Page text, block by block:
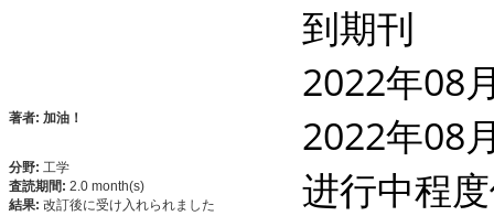
著者: 加油！
分野: 工学
査読期間: 2.0 month(s)
結果: 改訂後に受け入れられました
到期刊
2022年08
2022年08
进行中程